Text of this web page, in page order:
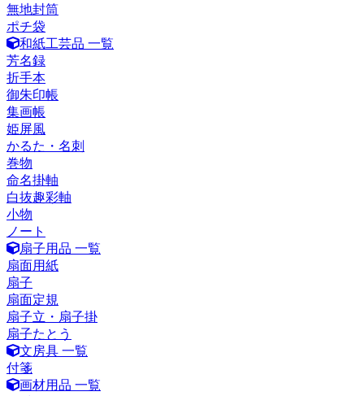
無地封筒
ポチ袋
和紙工芸品 一覧
芳名録
折手本
御朱印帳
集画帳
姫屏風
かるた・名刺
巻物
命名掛軸
白抜趣彩軸
小物
ノート
扇子用品 一覧
扇面用紙
扇子
扇面定規
扇子立・扇子掛
扇子たとう
文房具 一覧
付箋
画材用品 一覧